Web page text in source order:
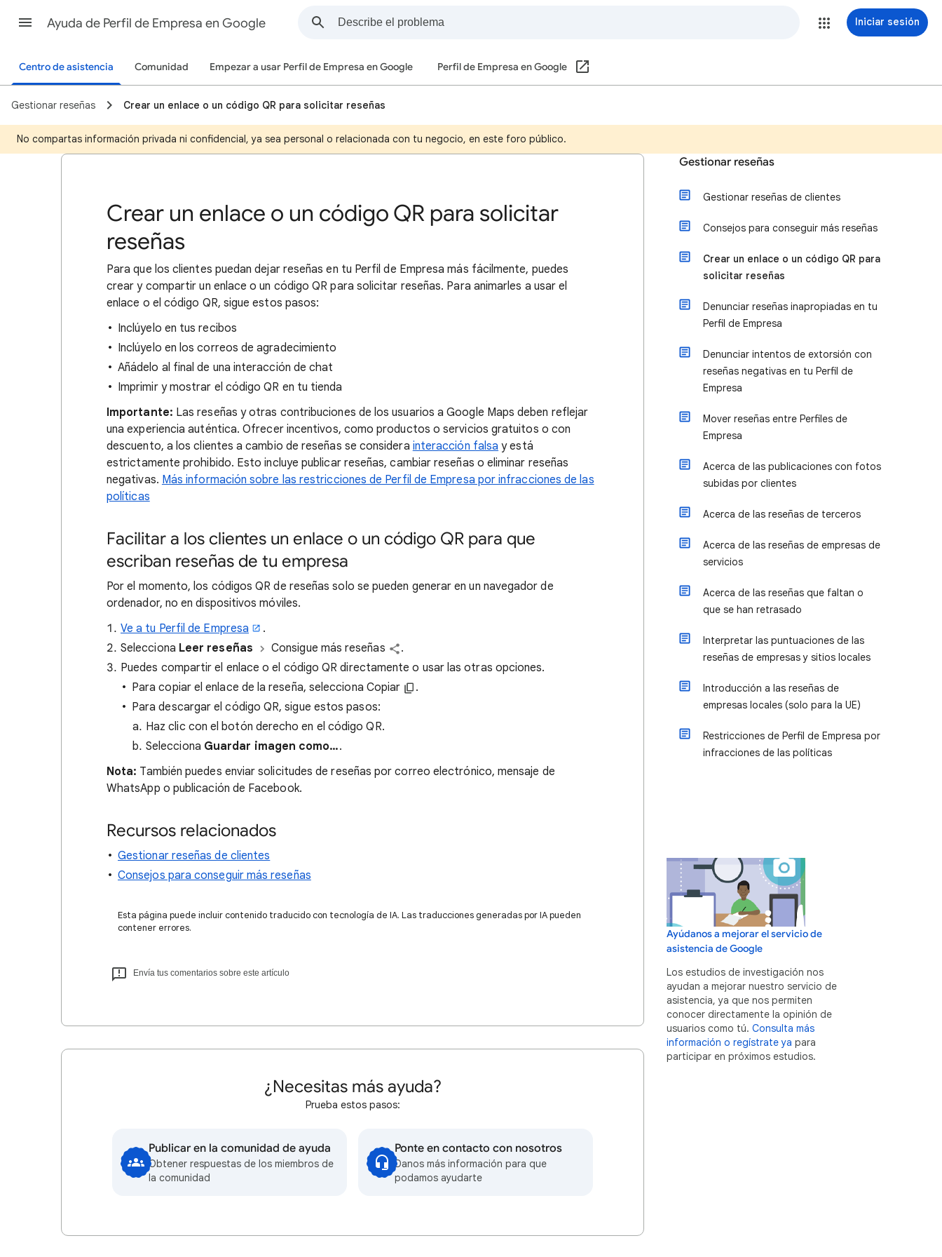
Ayuda de Perfil de Empresa en Google Iniciar sesión
Centro de asistencia Comunidad Empezar a usar Perfil de Empresa en Google Perfil de Empresa en Google
Gestionar reseñas Crear un enlace o un código QR para solicitar reseñas
No compartas información privada ni confidencial, ya sea personal o relacionada con tu negocio, en este foro público.
Crear un enlace o un código QR para solicitar
reseñas
Para que los clientes puedan dejar reseñas en tu Perfil de Empresa más fácilmente, puedes
crear y compartir un enlace o un código QR para solicitar reseñas. Para animarles a usar el
enlace o el código QR, sigue estos pasos:
Inclúyelo en tus recibos
Inclúyelo en los correos de agradecimiento
Añádelo al final de una interacción de chat
Imprimir y mostrar el código QR en tu tienda
Importante: Las reseñas y otras contribuciones de los usuarios a Google Maps deben reflejar
una experiencia auténtica. Ofrecer incentivos, como productos o servicios gratuitos o con
descuento, a los clientes a cambio de reseñas se considera interacción falsa y está
estrictamente prohibido. Esto incluye publicar reseñas, cambiar reseñas o eliminar reseñas
negativas. Más información sobre las restricciones de Perfil de Empresa por infracciones de las
políticas
Facilitar a los clientes un enlace o un código QR para que
escriban reseñas de tu empresa
Por el momento, los códigos QR de reseñas solo se pueden generar en un navegador de
ordenador, no en dispositivos móviles.
Ve a tu Perfil de Empresa
.
Selecciona Leer reseñas Consigue más reseñas
.
Puedes compartir el enlace o el código QR directamente o usar las otras opciones.
Para copiar el enlace de la reseña, selecciona Copiar
.
Para descargar el código QR, sigue estos pasos:
Haz clic con el botón derecho en el código QR.
Selecciona Guardar imagen como….
Nota: También puedes enviar solicitudes de reseñas por correo electrónico, mensaje de
WhatsApp o publicación de Facebook.
Recursos relacionados
Gestionar reseñas de clientes
Consejos para conseguir más reseñas
Esta página puede incluir contenido traducido con tecnología de IA. Las traducciones generadas por IA pueden
contener errores.
Envía tus comentarios sobre este artículo
¿Necesitas más ayuda?
Prueba estos pasos:
Publicar en la comunidad de ayuda
Obtener respuestas de los miembros de
la comunidad
Ponte en contacto con nosotros
Danos más información para que
podamos ayudarte
Gestionar reseñas
Gestionar reseñas de clientes
Consejos para conseguir más reseñas
Crear un enlace o un código QR para
solicitar reseñas
Denunciar reseñas inapropiadas en tu
Perfil de Empresa
Denunciar intentos de extorsión con
reseñas negativas en tu Perfil de
Empresa
Mover reseñas entre Perfiles de
Empresa
Acerca de las publicaciones con fotos
subidas por clientes
Acerca de las reseñas de terceros
Acerca de las reseñas de empresas de
servicios
Acerca de las reseñas que faltan o
que se han retrasado
Interpretar las puntuaciones de las
reseñas de empresas y sitios locales
Introducción a las reseñas de
empresas locales (solo para la UE)
Restricciones de Perfil de Empresa por
infracciones de las políticas
Ayúdanos a mejorar el servicio de
asistencia de Google
Los estudios de investigación nos
ayudan a mejorar nuestro servicio de
asistencia, ya que nos permiten
conocer directamente la opinión de
usuarios como tú. Consulta más
información o regístrate ya para
participar en próximos estudios.